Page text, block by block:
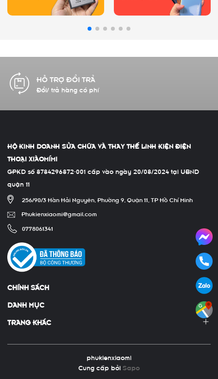
CAM KẾT CHẤT LƯỢNG
Hàng chính hãng 100%
HỘ KINH DOANH SỬA CHỮA VÀ THAY THẾ LINH KIỆN ĐIỆN
THOẠI XIÀOMÍMI
GPKD số 8784296872-001 cấp vào ngày 20/08/2024 tại UBND
quận 11
256/90/3 Hàn Hải Nguyên, Phường 9, Quận 11, TP Hồ Chí Minh
Phukienxiaomi@gmail.com
0778061341
CHÍNH SÁCH
DANH MỤC
TRANG KHÁC
phukienxiaomi
Cung cấp bởi Sapo